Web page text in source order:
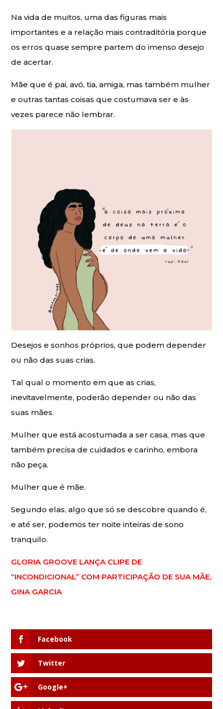
Na vida de muitos, uma das figuras mais
importantes e a relação mais contraditória porque
os erros quase sempre partem do imenso desejo
de acertar.
Mãe que é pai, avó, tia, amiga, mas também mulher
e outras tantas coisas que costumava ser e às
vezes parece não lembrar.
Desejos e sonhos próprios, que podem depender
ou não das suas crias.
Tal qual o momento em que as crias,
inevitavelmente, poderão depender ou não das
suas mães.
Mulher que está acostumada a ser casa, mas que
também precisa de cuidados e carinho, embora
não peça.
Mulher que é mãe.
Segundo elas, algo que só se descobre quando é,
e até ser, podemos ter noite inteiras de sono
tranquilo.
GLORIA GROOVE LANÇA CLIPE DE
“INCONDICIONAL” COM PARTICIPAÇÃO DE SUA MÃE,
GINA GARCIA
Facebook
Twitter
Google+